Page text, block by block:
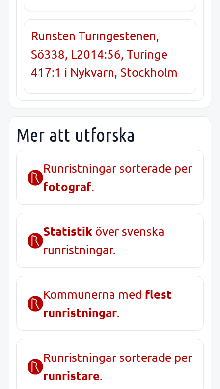
Runsten Turingestenen,
Sö338, L2014:56, Turinge
417:1 i Nykvarn, Stockholm
Mer att utforska
Runristningar sorterade per
fotograf.
Statistik över svenska
runristningar.
Kommunerna med flest
runristningar.
Runristningar sorterade per
runristare.